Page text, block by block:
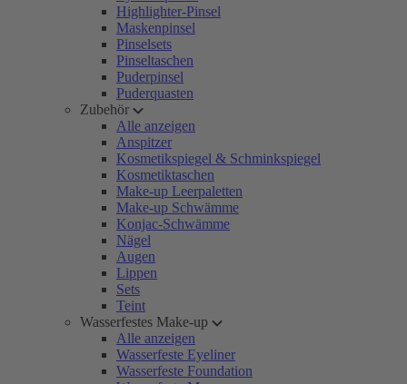
Highlighter-Pinsel
Maskenpinsel
Pinselsets
Pinseltaschen
Puderpinsel
Puderquasten
Zubehör
Alle anzeigen
Anspitzer
Kosmetikspiegel & Schminkspiegel
Kosmetiktaschen
Make-up Leerpaletten
Make-up Schwämme
Konjac-Schwämme
Nägel
Augen
Lippen
Sets
Teint
Wasserfestes Make-up
Alle anzeigen
Wasserfeste Eyeliner
Wasserfeste Foundation